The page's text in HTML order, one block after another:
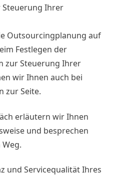
Steuerung Ihrer
Outsourcingplanung auf
Festlegen der
zur Steuerung Ihrer
wir Ihnen auch bei
zur Seite.
erläutern wir Ihnen
und besprechen
und Servicequalität Ihres